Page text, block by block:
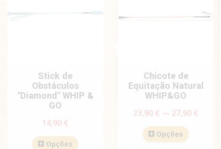
Stick de
Obstáculos
"Diamond" WHIP &
GO
14,90 €
Opções
Chicote de
Equitação Natural
WHIP&GO
23,90 € — 27,90 €
Opções